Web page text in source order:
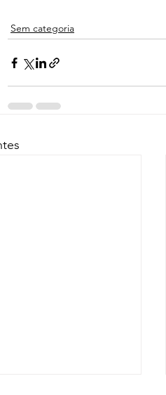
Sem categoria